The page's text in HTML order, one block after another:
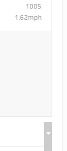
1005
1.62mph